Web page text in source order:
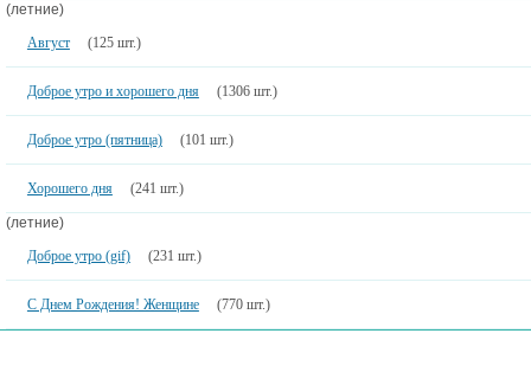
(летние)
Август
(125 шт.)
Доброе утро и хорошего дня (1306 шт.)
Доброе утро (пятница) (101 шт.)
Хорошего дня (241 шт.)
(летние)
Доброе утро (gif)
(231 шт.)
С Днем Рождения! Женщине (770 шт.)